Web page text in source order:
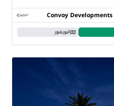
البورشور